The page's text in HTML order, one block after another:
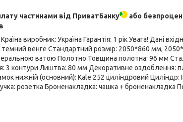
частинами від ПриватБанку
або
виробник: Україна Гарантія: 1 рік Увага! Дані
темний венге Стандартний розмір: 2050*860 мм,
ватою Полотно Товщина полотна: 96 мм
3 контури Лиштва: 80 мм Декоративне
нижній (основний): Kale 252 циліндровий Циліндр:
розетка Броненакладка: чашка + броненакладка